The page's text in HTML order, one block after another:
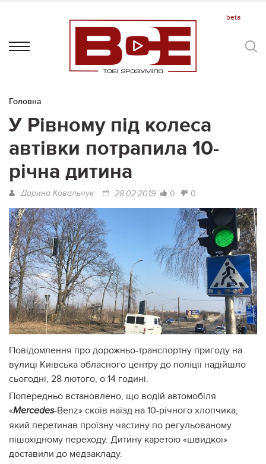
Головна
У Рівному під колеса
автівки потрапила 10-
річна дитина
Дарина Ковальчук 28.02.2019 0 0
Повідомлення про дорожньо-транспортну пригоду на
вулиці Київська обласного центру до поліції надійшло
сьогодні, 28 лютого, о 14 годині.
Попередньо встановлено, що водій автомобіля
«Mercedes-Benz» скоїв наїзд на 10-річного хлопчика,
який перетинав проїзну частину по регульованому
пішохідному переходу. Дитину каретою «швидкої»
доставили до медзакладу.